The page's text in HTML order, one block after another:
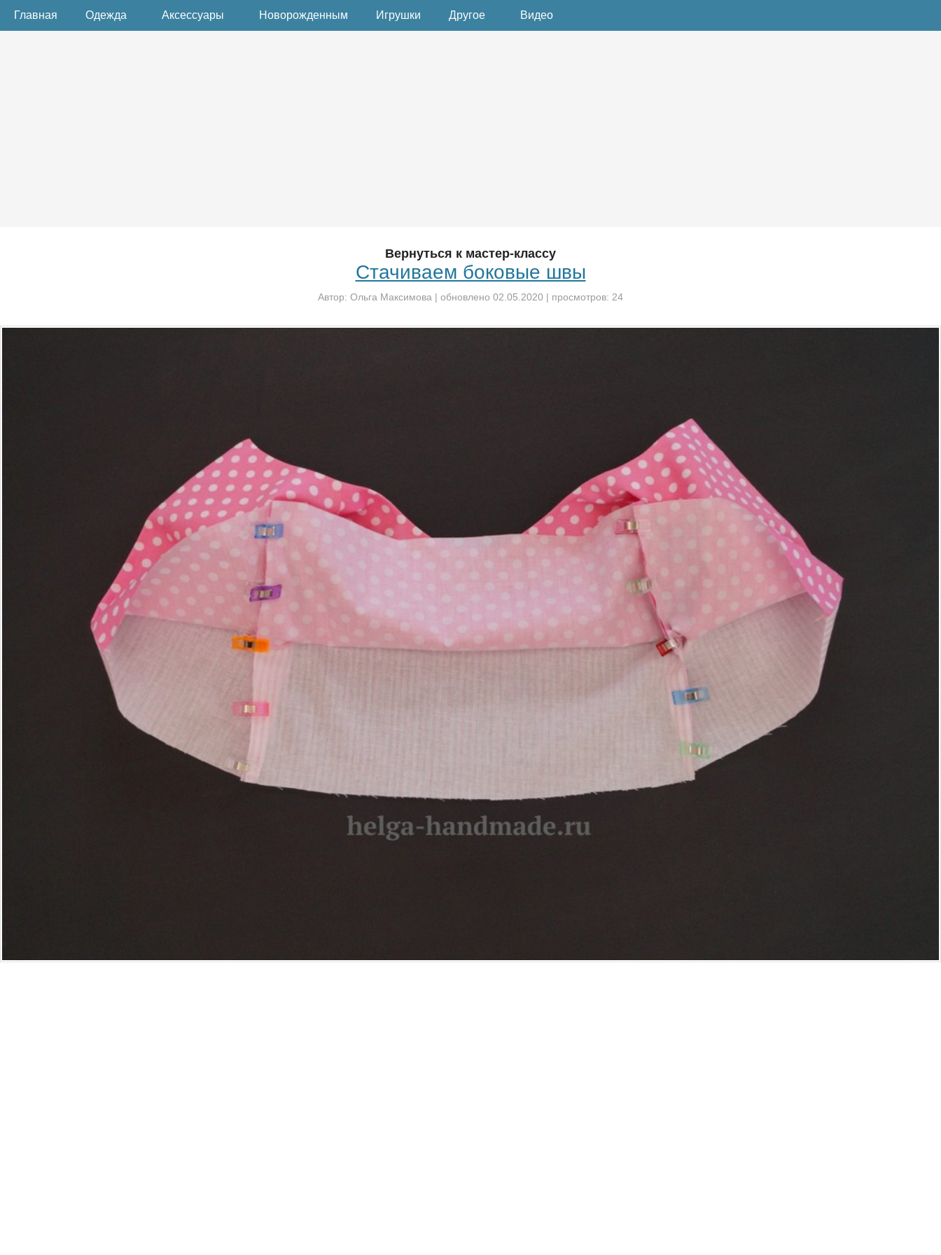
Главная Одежда Аксессуары Новорожденным Игрушки Другое Видео
Вернуться к мастер-классу
Стачиваем боковые швы
Автор: Ольга Максимова | обновлено 02.05.2020 | просмотров: 24